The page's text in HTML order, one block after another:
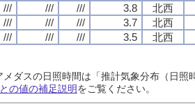
/// /// /// 3.8
北西
/// /// /// 3.7
北西
/// /// /// 3.5 北西
ダスの日照時間は「推計気象分布（日
の値の補足説明をご覧ください。